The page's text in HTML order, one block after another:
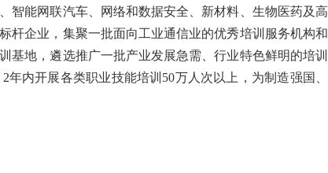
智能网联汽车、网络和数据安全、新材料、生物医药及高
杆企业，集聚一批面向工业通信业的优秀培训服务机构和
基地，遴选推广一批产业发展急需、行业特色鲜明的培训
内开展各类职业技能培训50万人次以上，为制造强国、